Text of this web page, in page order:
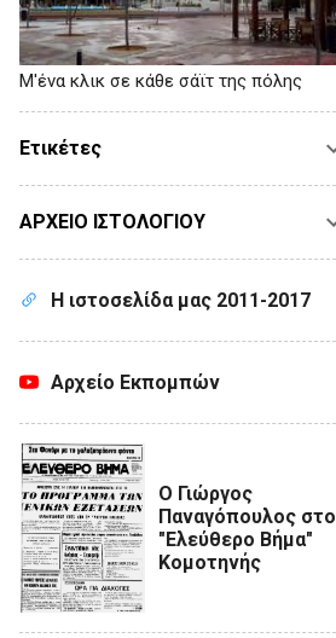
Μ'ένα κλικ σε κάθε σάϊτ της πόλης
Ετικέτες
ΑΡΧΕΙΟ ΙΣΤΟΛΟΓΙΟΥ
Η ιστοσελίδα μας 2011-2017
Αρχείο Εκπομπών
Ο Γιώργος
Παναγόπουλος στο
"Ελεύθερο Βήμα"
Κομοτηνής